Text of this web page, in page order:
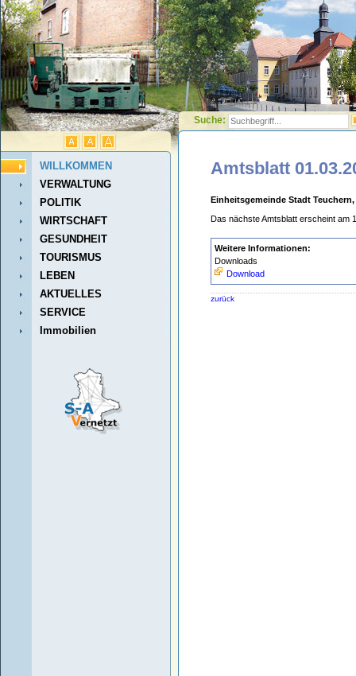
Suche:
WILLKOMMEN
VERWALTUNG
POLITIK
WIRTSCHAFT
GESUNDHEIT
TOURISMUS
LEBEN
AKTUELLES
SERVICE
Immobilien
Amtsblatt
Einheitsgemeinde Stadt Teuchern,
Das nächste Amtsblatt erscheint am
Weitere Informationen:
Downloads
Download
zurück